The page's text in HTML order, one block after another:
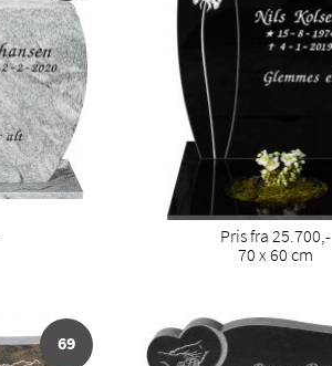
Pris fra 25.700,-
70 x 60 cm
69